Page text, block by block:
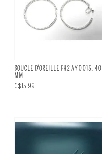
BOUCLE D'OREILLE FH2 AY0015, 40
MM
C$15,99